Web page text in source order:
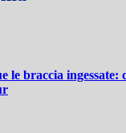
le braccia ingessate: